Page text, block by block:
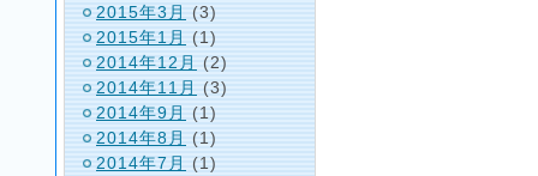
2015年3月 (3)
2015年1月
(1)
2014年12月
(2)
2014年11月 (3)
2014年9月 (1)
2014年8月
(1)
2014年7月
(1)